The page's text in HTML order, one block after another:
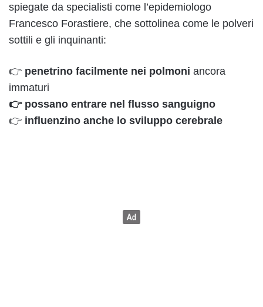
spiegate da specialisti come l’epidemiologo
Francesco Forastiere, che sottolinea come le polveri
sottili e gli inquinanti:
👉 penetrino facilmente nei polmoni ancora
immaturi
👉 possano entrare nel flusso sanguigno
👉 influenzino anche lo sviluppo cerebrale